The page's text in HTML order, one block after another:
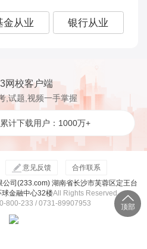
金从业 银行从业
网校客户端
,试题,视频一手掌握
累计下载用户：1000万+
意见反馈
合作联系
司(233.com) 湖南省长沙市芙蓉区定王台
金融中心32楼All Rights Reserved
800-233 / 0731-89907953
顶部